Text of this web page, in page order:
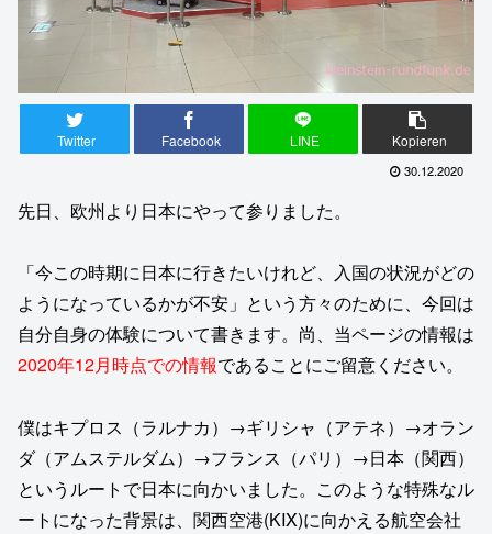
Twitter Facebook LINE Kopieren
30.12.2020
先日、欧州より日本にやって参りました。
「今この時期に日本に行きたいけれど、入国の状況がどの
ようになっているかが不安」という方々のために、今回は
自分自身の体験について書きます。尚、当ページの情報は
2020年12月時点での情報であることにご留意ください。
僕はキプロス（ラルナカ）→ギリシャ（アテネ）→オラン
ダ（アムステルダム）→フランス（パリ）→日本（関西）
というルートで日本に向かいました。このような特殊なル
ートになった背景は、関西空港(KIX)に向かえる航空会社